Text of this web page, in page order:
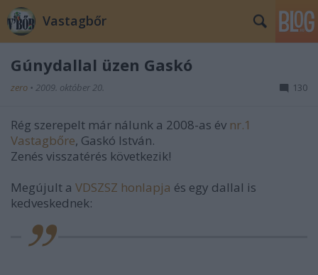
Vastagbőr
Gúnydallal üzen Gaskó
zero • 2009. október 20. 130
Rég szerepelt már nálunk a 2008-as év nr.1
Vastagbőre, Gaskó István.
Zenés visszatérés következik!
Megújult a VDSZSZ honlapja és egy dallal is
kedveskednek: